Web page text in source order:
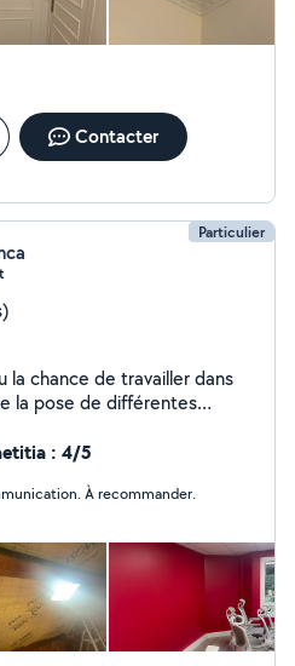
Contacter
Particulier
la chance de travailler dans
et extérieur ( décorative
connaissances en
: 4/5
À recommander.